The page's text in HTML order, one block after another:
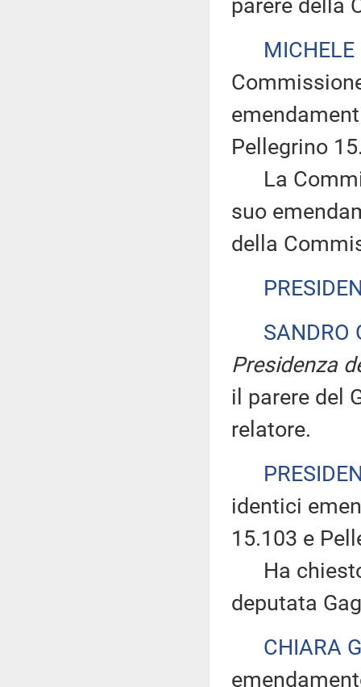
parere della
MICHELE
Pellegrino
La
suo
della
SANDRO
Presidenza
il parere del
relatore.
identici
15.103 e
Ha chiesto
deputata
CHIARA